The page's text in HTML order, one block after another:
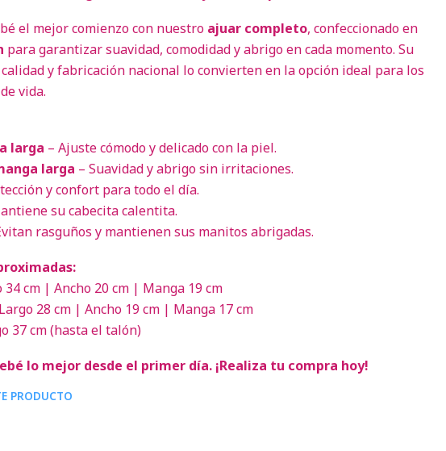
el mejor comienzo con nuestro ajuar completo, confeccionado en
para garantizar suavidad, comodidad y abrigo en cada momento. Su
y fabricación nacional lo convierten en la opción ideal para los
vida.
larga – Ajuste cómodo y delicado con la piel.
larga – Suavidad y abrigo sin irritaciones.
y confort para todo el día.
su cabecita calentita.
rasguños y mantienen sus manitos abrigadas.
34 cm | Ancho 20 cm | Manga 19 cm
Largo 28 cm | Ancho 19 cm | Manga 17 cm
37 cm (hasta el talón)
lo mejor desde el primer día. ¡Realiza tu compra hoy!
PRODUCTO